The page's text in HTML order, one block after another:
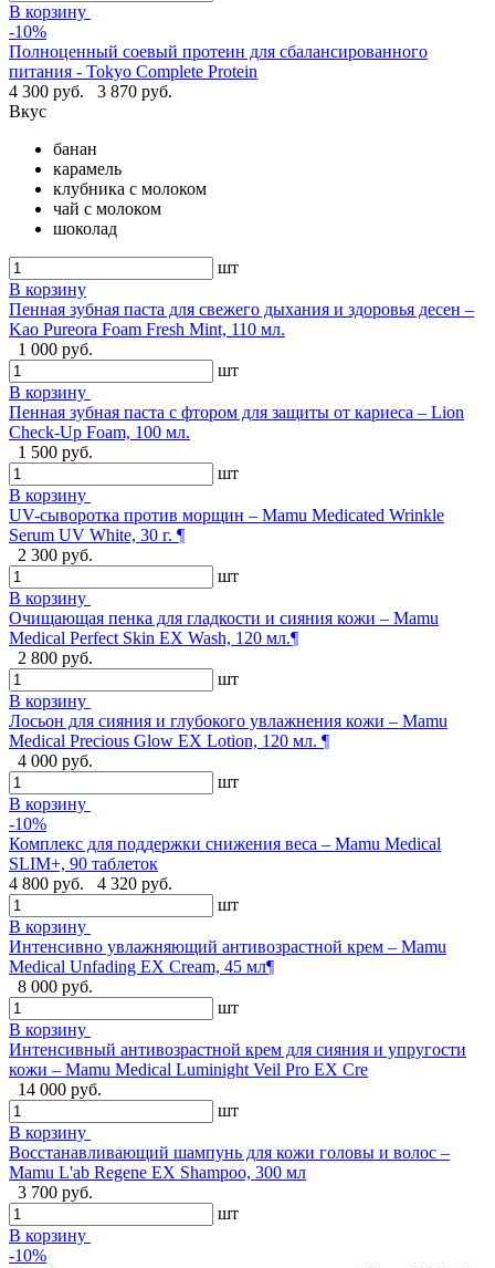
В корзину
-10%
Полноценный соевый протеин для сбалансированного
питания - Tokyo Complete Protein
4 300 руб.
3 870 руб.
Вкус
банан
карамель
клубника с молоком
чай с молоком
шоколад
шт
В корзину
Пенная зубная паста для свежего дыхания и здоровья десен –
Kao Pureora Foam Fresh Mint, 110 мл.
1 000 руб.
шт
В корзину
Пенная зубная паста с фтором для защиты от кариеса – Lion
Check-Up Foam, 100 мл.
1 500 руб.
шт
В корзину
UV-сыворотка против морщин – Mamu Medicated Wrinkle
Serum UV White, 30 г. ¶
2 300 руб.
шт
В корзину
Очищающая пенка для гладкости и сияния кожи – Mamu
Medical Perfect Skin EX Wash, 120 мл.¶
2 800 руб.
шт
В корзину
Лосьон для сияния и глубокого увлажнения кожи – Mamu
Medical Precious Glow EX Lotion, 120 мл. ¶
4 000 руб.
шт
В корзину
-10%
Комплекс для поддержки снижения веса – Mamu Medical
SLIM+, 90 таблеток
4 800 руб.
4 320 руб.
шт
В корзину
Интенсивно увлажняющий антивозрастной крем – Mamu
Medical Unfading EX Cream, 45 мл¶
8 000 руб.
шт
В корзину
Интенсивный антивозрастной крем для сияния и упругости
кожи – Mamu Medical Luminight Veil Pro EX Cre
14 000 руб.
шт
В корзину
Восстанавливающий шампунь для кожи головы и волос –
Mamu L'ab Regene EX Shampoo, 300 мл
3 700 руб.
шт
В корзину
-10%